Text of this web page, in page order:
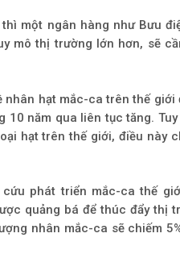
một ngân hàng như Bưu
mô thị trường lớn hơn, sẽ
hạt mắc-ca trên thế giới
năm qua liên tục tăng. Tuy
hạt trên thế giới, điều này
phát triển mắc-ca thế
quảng bá để thúc đẩy thị
nhân mắc-ca sẽ chiếm